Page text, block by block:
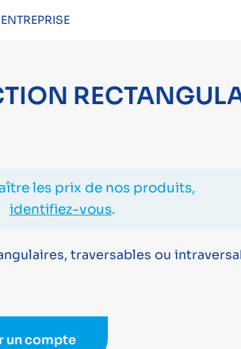
les prix de nos produits,
identifiez-vous.
traversables ou
un compte